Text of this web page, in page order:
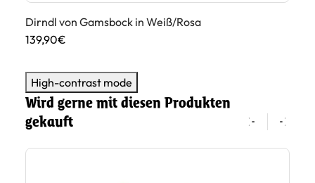
Dirndl von Gamsbock in Weiß/Rosa
139,90€
High-contrast mode
Wird gerne mit diesen Produkten
gekauft